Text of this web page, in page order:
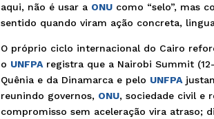
aqui, não é usar a ONU como “selo”, mas
sentido quando viram ação concreta,
O próprio ciclo internacional do Cairo
o UNFPA registra que a Nairobi Summit
Quênia e da Dinamarca e pelo UNFPA
reunindo governos, ONU, sociedade civil e
compromisso sem aceleração vira atraso;